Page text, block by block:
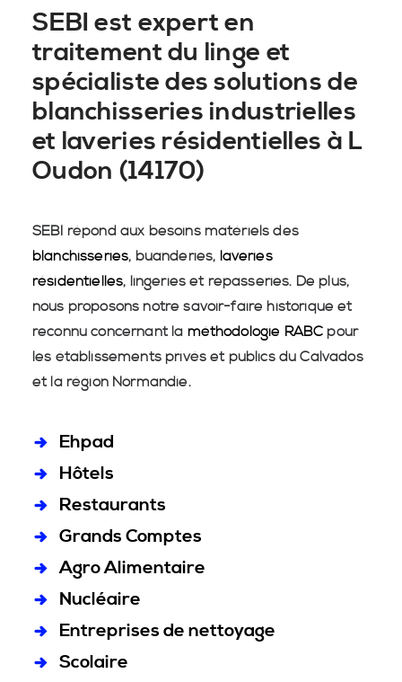
SEBI est expert en
traitement du linge et
spécialiste des solutions de
blanchisseries industrielles
et laveries résidentielles à L
Oudon (14170)
SEBI répond aux besoins matériels des
blanchisseries, buanderies, laveries
résidentielles, lingeries et repasseries. De plus,
nous proposons notre savoir-faire historique et
reconnu concernant la méthodologie RABC pour
les établissements privés et publics du Calvados
et la région Normandie.
Ehpad
Hôtels
Restaurants
Grands Comptes
Agro Alimentaire
Nucléaire
Entreprises de nettoyage
Scolaire